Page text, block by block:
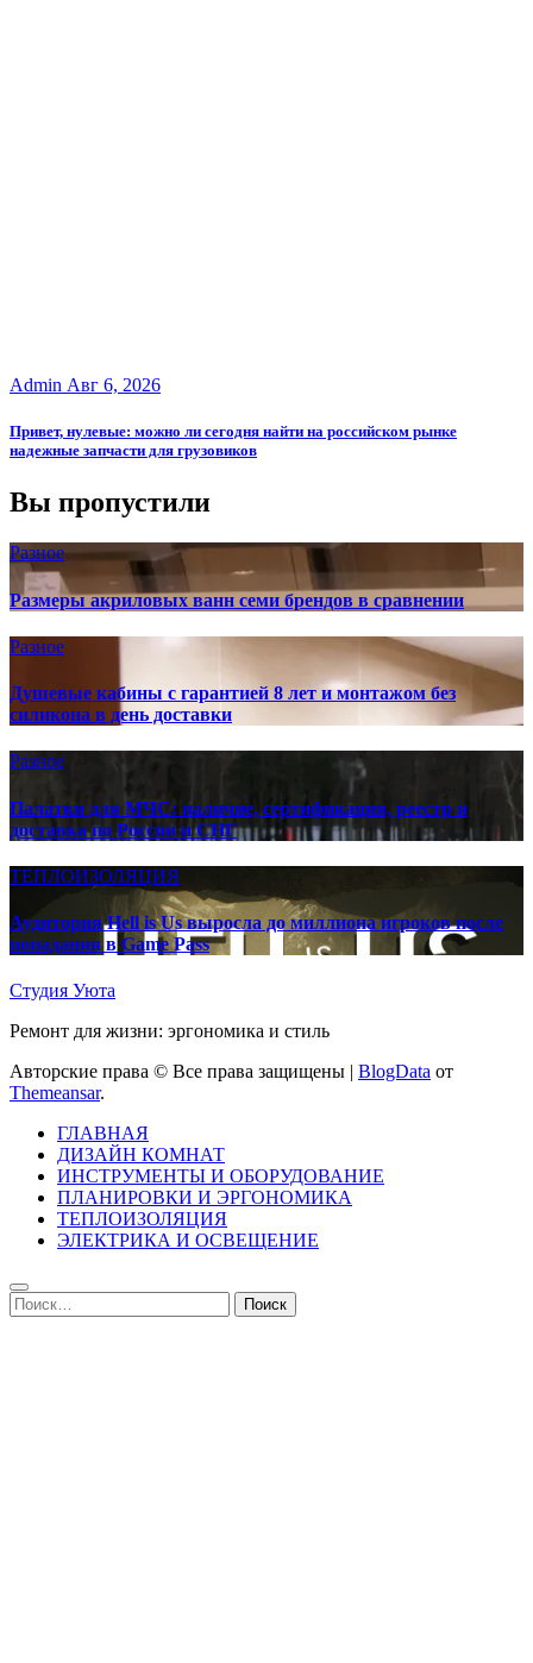
Admin Авг 6, 2026
Привет, нулевые: можно ли сегодня найти на российском рынке
надежные запчасти для грузовиков
Вы пропустили
Разное
Размеры акриловых ванн семи брендов в сравнении
Разное
Душевые кабины с гарантией 8 лет и монтажом без
силикона в день доставки
Разное
Палатки для МЧС: наличие, сертификация, реестр и
доставка по России и СНГ
ТЕПЛОИЗОЛЯЦИЯ
Аудитория Hell is Us выросла до миллиона игроков после
попадания в Game Pass
Студия Уюта
Ремонт для жизни: эргономика и стиль
Авторские права © Все права защищены | BlogData от
Themeansar.
ГЛАВНАЯ
ДИЗАЙН КОМНАТ
ИНСТРУМЕНТЫ И ОБОРУДОВАНИЕ
ПЛАНИРОВКИ И ЭРГОНОМИКА
ТЕПЛОИЗОЛЯЦИЯ
ЭЛЕКТРИКА И ОСВЕЩЕНИЕ
Найти: